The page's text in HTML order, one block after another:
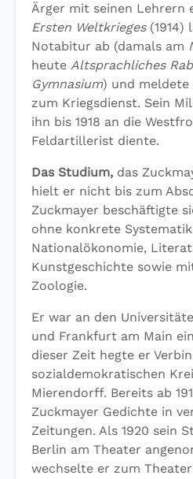
Ärger mit seinen Lehrern
Ersten Weltkrieges(1914)
Notabitur ab (damals am
heute Altsprachliches
Gymnasium) und
zum Kriegsdienst. Sein
ihn bis 1918 an die
Feldartillerist diente.
Das Studium, das
hielt er nicht bis zum
Zuckmayer beschäftigte
ohne konkrete
Nationalökonomie,
Kunstgeschichte sowie
Zoologie.
Er war an den
und Frankfurt am Main
dieser Zeit hegte er
sozialdemokratischen
Mierendorff. Bereits ab
Zuckmayer Gedichte in
Zeitungen. Als 1920 sein
Berlin am Theater
wechselte er zum